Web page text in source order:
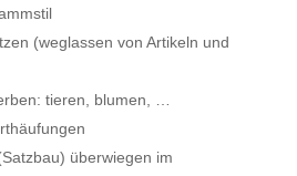
(weglassen von Artikeln und
tieren, blumen, …
überwiegen im